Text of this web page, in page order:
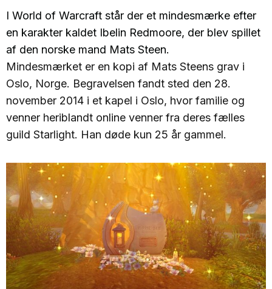
I World of Warcraft står der et mindesmærke efter
en karakter kaldet Ibelin Redmoore, der blev spillet
af den norske mand Mats Steen.
Mindesmærket er en kopi af Mats Steens grav i
Oslo, Norge. Begravelsen fandt sted den 28.
november 2014 i et kapel i Oslo, hvor familie og
venner heriblandt online venner fra deres fælles
guild Starlight. Han døde kun 25 år gammel.